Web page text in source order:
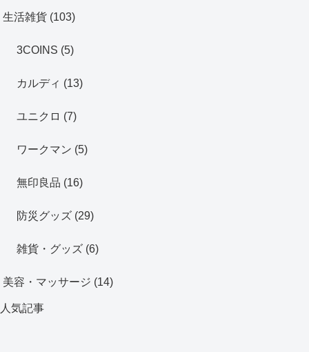
生活雑貨 (103)
3COINS (5)
カルディ (13)
ユニクロ (7)
ワークマン (5)
無印良品 (16)
防災グッズ (29)
雑貨・グッズ (6)
美容・マッサージ (14)
人気記事